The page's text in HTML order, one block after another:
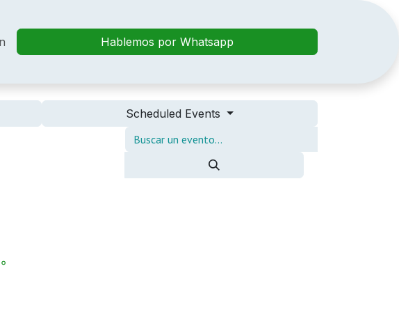
TiendaHablemos por Whatsapp
Scheduled Events